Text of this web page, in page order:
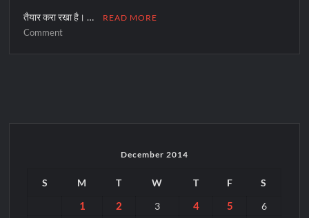
तैयार करा रखा है। … READ MORE
Commenton
December 2014
S M T W T F S
1 2 3 4 5 6